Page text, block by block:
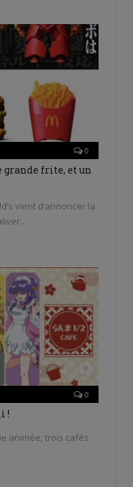
0
grande frite, et un
vient d’annoncer la
0
!
animée, trois cafés